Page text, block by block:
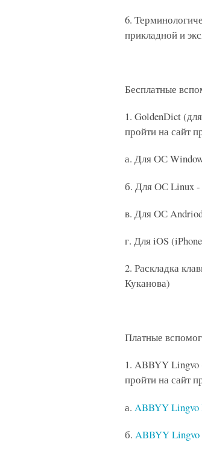
6.
прикладной и
Бесплатные
1. GoldenDict
пройти на сайт
а. Для ОС
б. Для ОС Linux -
в. Для ОС Andriod
г. Для iOS
2. Раскладка
Куканова)
Платные
1. ABBYY
пройти на сайт
а. ABBYY Lingvo
б. ABBYY Lingvo